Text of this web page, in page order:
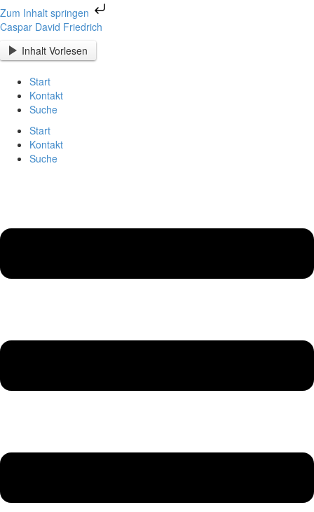
Zum Inhalt springen
Zum
Inhalt
springen
Caspar David Friedrich
Inhalt Vorlesen
Start
Kontakt
Suche
Start
Kontakt
Suche
Menü
Menü